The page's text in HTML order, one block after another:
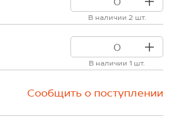
В наличии 2 шт.
В наличии 1 шт.
Сообщить о поступлении